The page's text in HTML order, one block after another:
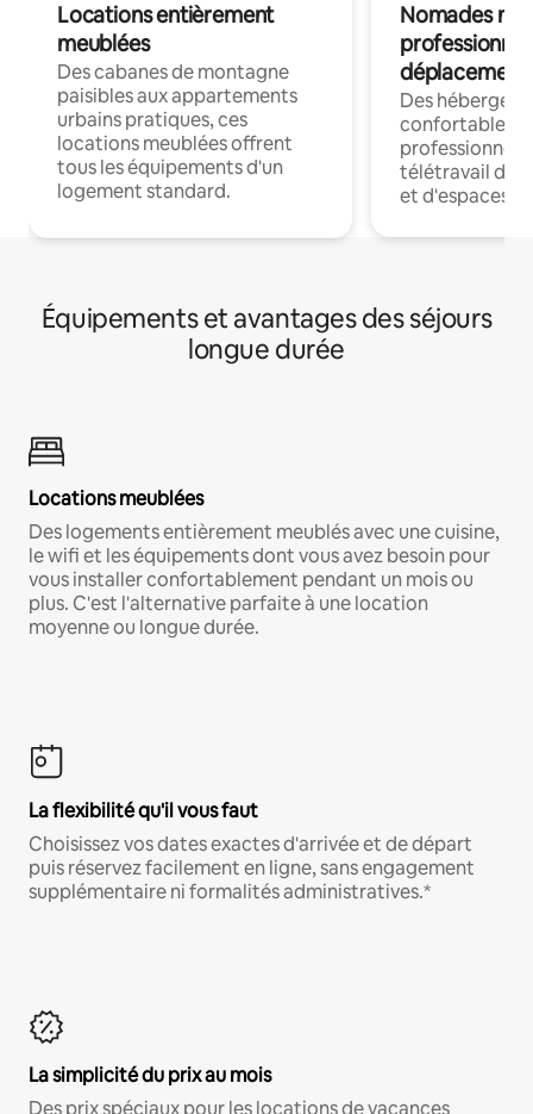
Locations entièrement
meublées
Des cabanes de montagne
paisibles aux appartements
urbains pratiques, ces
locations meublées offrent
tous les équipements d'un
logement standard.
Nomades
déplacement
Des
confortables
professionnels
télétravail
et d'espaces
Équipements et avantages des séjours
longue durée
Locations meublées
Des logements entièrement meublés avec une cuisine,
le wifi et les équipements dont vous avez besoin pour
vous installer confortablement pendant un mois ou
plus. C'est l'alternative parfaite à une location
moyenne ou longue durée.
La flexibilité qu'il vous faut
Choisissez vos dates exactes d'arrivée et de départ
puis réservez facilement en ligne, sans engagement
supplémentaire ni formalités administratives.*
La simplicité du prix au mois
Des prix spéciaux pour les locations de vacances